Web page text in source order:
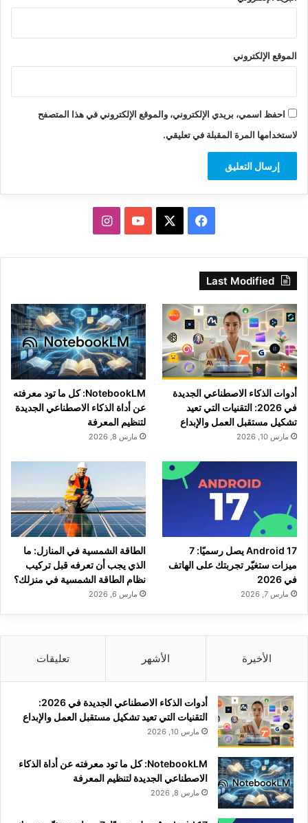
الموقع الإلكتروني
احفظ اسمي، بريدي الإلكتروني، والموقع الإلكتروني في هذا المتصفح
لاستخدامها المرة المقبلة في تعليقي.
فيسبوك ‫YouTubeانستقرام
Last Modified
أدوات الذكاء الاصطناعي الجديدة
في 2026: التقنيات التي تعيد
تشكيل مستقبل العمل والإبداع
مارس 10, 2026
NotebookLM: كل ما تود معرفته
عن أداة الذكاء الاصطناعي الجديدة
لتنظيم المعرفة
مارس 8, 2026
Android 17 يصل رسميًا: 7
ميزات ستغيّر تجربتك على الهاتف
في 2026
مارس 7, 2026
الطاقة الشمسية في المنازل: ما
الذي يجب أن تعرفه قبل تركيب
نظام الطاقة الشمسية في منزلك؟
مارس 6, 2026
الأخيرة الأشهر تعليقات
أدوات الذكاء الاصطناعي الجديدة في 2026:
التقنيات التي تعيد تشكيل مستقبل العمل والإبداع
مارس 10, 2026
NotebookLM: كل ما تود معرفته عن أداة الذكاء
الاصطناعي الجديدة لتنظيم المعرفة
مارس 8, 2026